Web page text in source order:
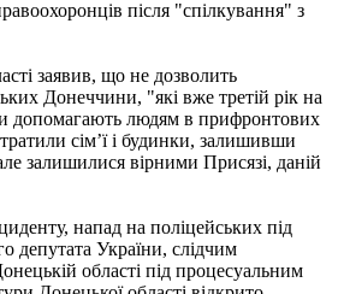
після "спілкування" з
заявив, що не дозволить
Донеччини, "які вже третій рік на
допомагають людям в прифронтових
сім’ї і будинки, залишивши
залишилися вірними Присязі, даній
напад на поліцейських під
депутата України, слідчим
області під процесуальним